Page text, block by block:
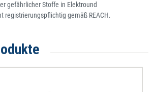
gefährlicher Stoffe in Elektround
registrierungspflichtig gemäß REACH.